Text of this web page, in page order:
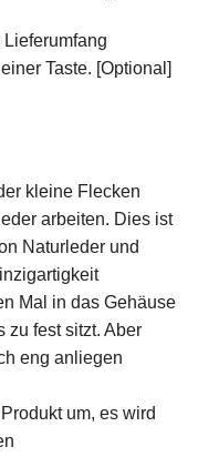
Taste. [Optional]
kleine Flecken
arbeiten. Dies ist
Naturleder und
Mal in das Gehäuse
zu fest sitzt. Aber
eng anliegen
um, es wird